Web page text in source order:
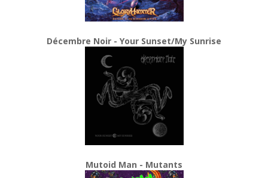
Décembre Noir - Your Sunset/My Sunrise
Mutoid Man - Mutants